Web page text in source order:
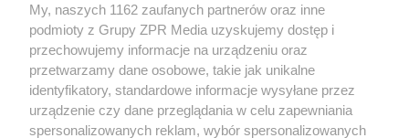
Żaden utwór zamieszczony w serwisie nie może być powielany i
rozpowszechniany lub dalej rozpowszechniany w jakikolwiek sposób (w
tym także elektroniczny lub mechaniczny) na jakimkolwiek polu
eksploatacji w jakiejkolwiek formie, włącznie z umieszczaniem w Internecie
bez pisemnej zgody właściciela praw. Jakiekolwiek użycie lub
wykorzystanie utworów w całości lub w części z naruszeniem prawa, tzn.
bez właściwej zgody, jest zabronione pod groźbą kary i może być ścigane
prawnie.
My, naszych 1162 zaufanych partnerów oraz inne
podmioty z Grupy ZPR Media uzyskujemy dostęp i
przechowujemy informacje na urządzeniu oraz
przetwarzamy dane osobowe, takie jak unikalne
identyfikatory, standardowe informacje wysyłane przez
urządzenie czy dane przeglądania w celu zapewniania
spersonalizowanych reklam, wybór spersonalizowanych